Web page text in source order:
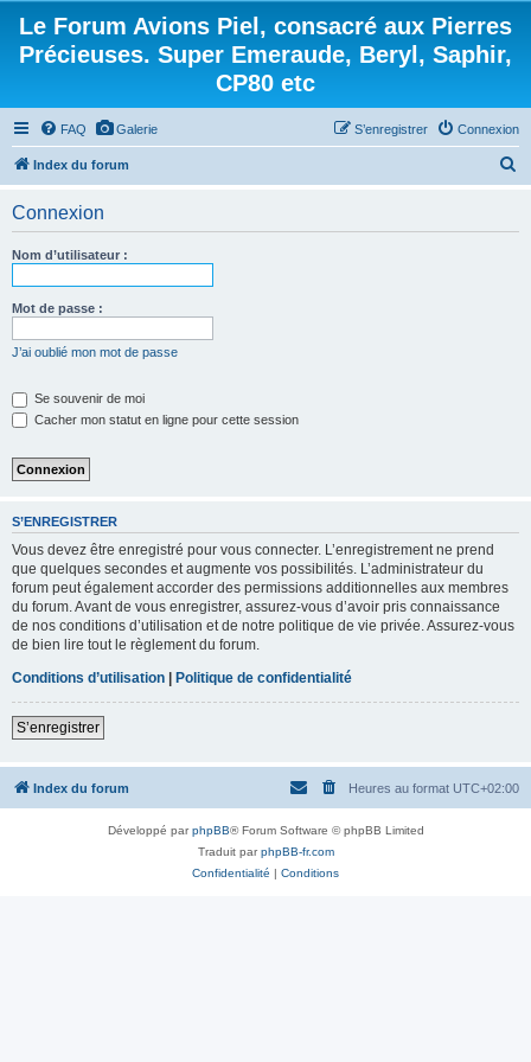
Le Forum Avions Piel, consacré aux Pierres
Précieuses. Super Emeraude, Beryl, Saphir,
CP80 etc
FAQ Galerie Connexion
S’enregistrer
Index du forum
Connexion
Nom d’utilisateur :
Mot de passe :
J’ai oublié mon mot de passe
Se souvenir de moi
Cacher mon statut en ligne pour cette session
S’ENREGISTRER
Vous devez être enregistré pour vous connecter. L’enregistrement ne prend
que quelques secondes et augmente vos possibilités. L’administrateur du
forum peut également accorder des permissions additionnelles aux membres
du forum. Avant de vous enregistrer, assurez-vous d’avoir pris connaissance
de nos conditions d’utilisation et de notre politique de vie privée. Assurez-vous
de bien lire tout le règlement du forum.
Conditions d’utilisation | Politique de confidentialité
S’enregistrer
Index du forum Heures au format UTC+02:00
Développé parphpBB® Forum Software © phpBB Limited
Traduit parphpBB-fr.com
Confidentialité | Conditions